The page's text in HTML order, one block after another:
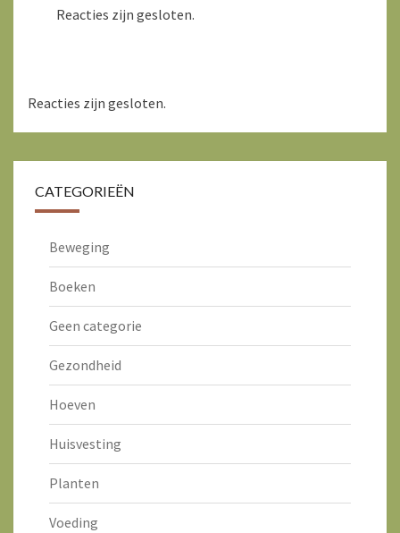
Reacties zijn gesloten.
Reacties zijn gesloten.
CATEGORIEËN
Beweging
Boeken
Geen categorie
Gezondheid
Hoeven
Huisvesting
Planten
Voeding